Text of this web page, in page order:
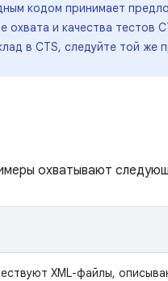
кодом принимает
охвата и качества тестов
в CTS, следуйте той же
охватывают
XML-файлы,